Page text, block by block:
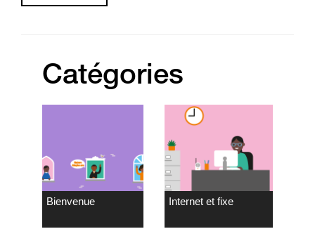
Catégories
Bienvenue Internet et fixe